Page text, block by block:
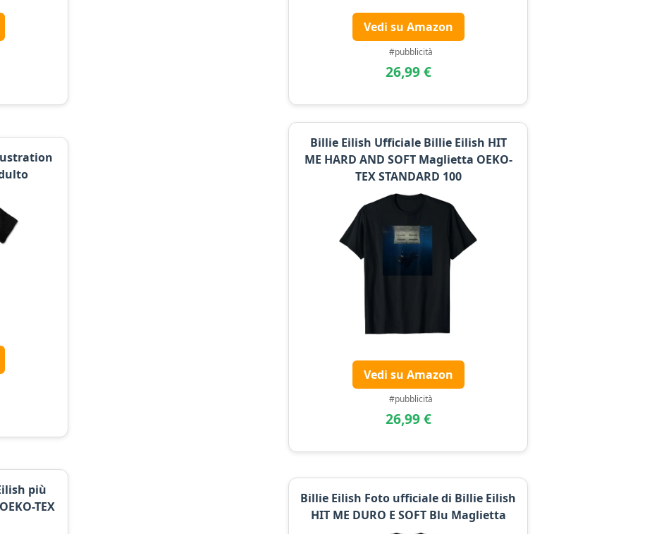
Vedi su Amazon
#pubblicità
26,99 €
Billie Eilish Ufficiale Billie Eilish HIT
ME HARD AND SOFT Maglietta OEKO-
TEX STANDARD 100
Vedi su Amazon
#pubblicità
26,99 €
più
TEX
Billie Eilish Foto ufficiale di Billie Eilish
HIT ME DURO E SOFT Blu Maglietta